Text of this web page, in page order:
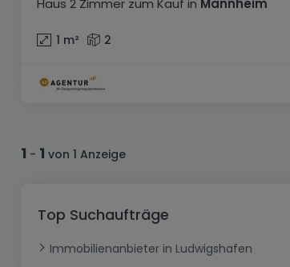
Haus 2 Zimmer zum Kauf in Mannheim
1 m² 2
1 - 1 von 1 Anzeige
Top Suchaufträge
Immobilienanbieter in Ludwigshafen